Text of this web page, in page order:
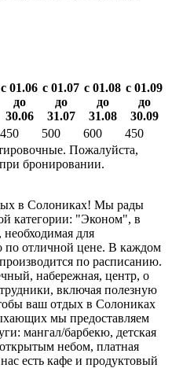
с 01.06
до
30.06
с 01.07
до
31.07
с 01.08
до
31.08
с 01.09
до
30.09
450 500 600
450
Пожалуйста,
бронировании.
в Солониках! Мы рады
категории: "Эконом", в
для
по отличной цене. В каждом
по расписанию.
набережная, центр, о
включая полезную
ваш отдых в Солониках
мы предоставляем
мангал/барбекю, детская
небом, платная
есть кафе и продуктовый